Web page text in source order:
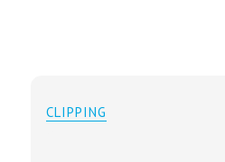
CLIPPING